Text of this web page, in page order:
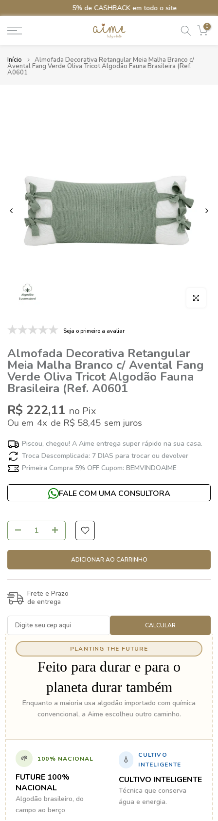
o
5% de CASHBACK em todo o site
0
Início Almofada Decorativa Retangular Meia Malha Branco c/
Avental Fang Verde Oliva Tricot Algodão Fauna Brasileira (Ref.
A0601
Clique
Seja o primeiro a avaliar
Almofada Decorativa Retangular
Meia Malha Branco c/ Avental Fang
Verde Oliva Tricot Algodão Fauna
Brasileira (Ref. A0601
R$ 222,11 no Pix
Ou em 4x de R$ 58,45 sem juros
Piscou, chegou! A Aime entrega super rápido na sua casa.
Troca Descomplicada: 7 DIAS para trocar ou devolver
Primeira Compra 5% OFF Cupom: BEMVINDOAIME
FALE COM UMA CONSULTORA
ADICIONAR AO CARRINHO
Frete e Prazo
de entrega
CALCULAR
PLANTING THE FUTURE
Feito para durar e para o
planeta durar também
Enquanto a maioria usa algodão importado com química
convencional, a Aime escolheu outro caminho.
🌱 100% NACIONAL
FUTURE 100%
NACIONAL
Algodão brasileiro, do
campo ao berço
💧
CULTIVO
INTELIGENTE
CULTIVO INTELIGENTE
Técnica que conserva
água e energia.